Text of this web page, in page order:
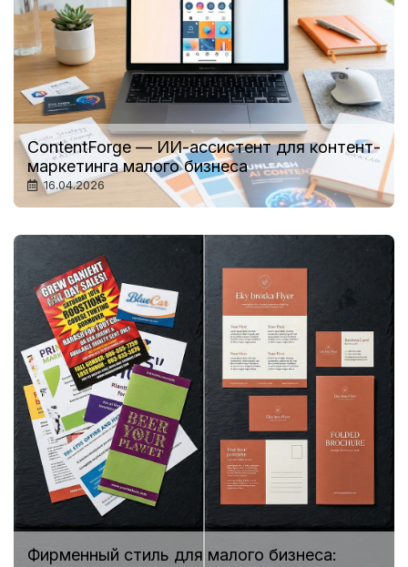
ContentForge — ИИ-ассистент для контент-
маркетинга малого бизнеса
16.04.2026
Фирменный стиль для малого бизнеса: